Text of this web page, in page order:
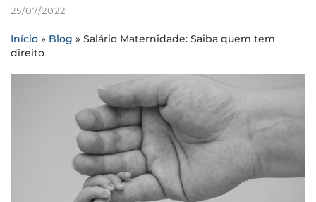
25/07/2022
Início » Blog » Salário Maternidade: Saiba quem tem
direito